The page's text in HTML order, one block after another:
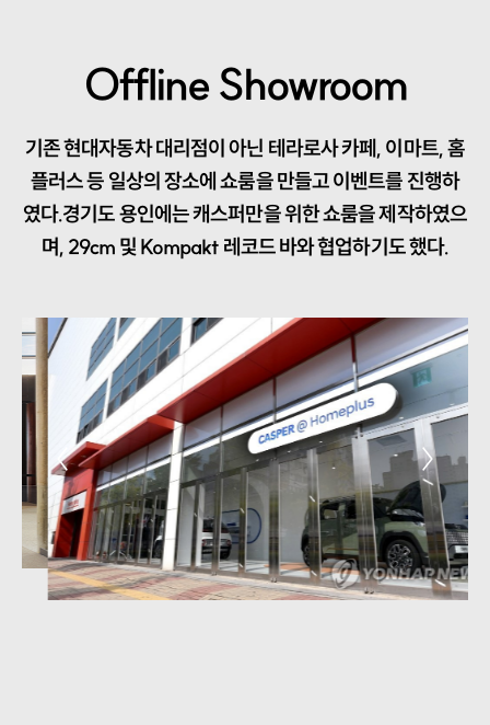
Offline Showroom
기존 현대자동차 대리점이 아닌 테라로사 카페, 이마트, 홈
플러스 등 일상의 장소에 쇼룸을 만들고 이벤트를 진행하
였다.경기도 용인에는 캐스퍼만을 위한 쇼룸을 제작하였으
며, 29cm 및 Kompakt 레코드 바와 협업하기도 했다.